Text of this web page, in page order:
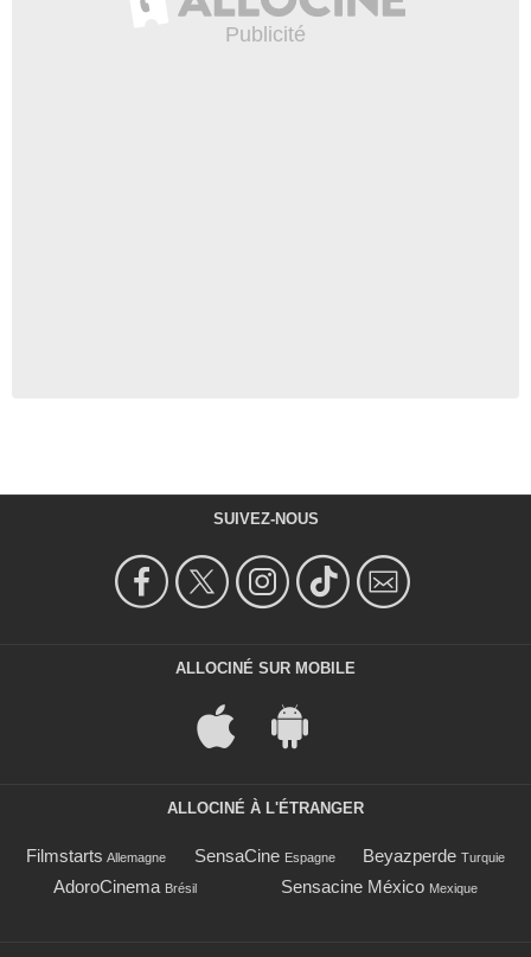
SUIVEZ-NOUS
ALLOCINÉ SUR MOBILE
ALLOCINÉ À L'ÉTRANGER
Filmstarts Allemagne SensaCine Espagne Beyazperde Turquie
AdoroCinema Brésil Sensacine México Mexique